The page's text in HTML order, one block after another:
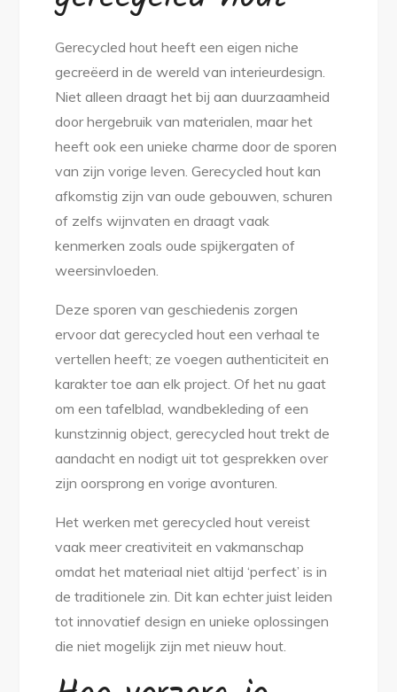
Gerecycled hout heeft een eigen niche
gecreëerd in de wereld van interieurdesign.
Niet alleen draagt het bij aan duurzaamheid
door hergebruik van materialen, maar het
heeft ook een unieke charme door de sporen
van zijn vorige leven. Gerecycled hout kan
afkomstig zijn van oude gebouwen, schuren
of zelfs wijnvaten en draagt vaak
kenmerken zoals oude spijkergaten of
weersinvloeden.
Deze sporen van geschiedenis zorgen
ervoor dat gerecycled hout een verhaal te
vertellen heeft; ze voegen authenticiteit en
karakter toe aan elk project. Of het nu gaat
om een tafelblad, wandbekleding of een
kunstzinnig object, gerecycled hout trekt de
aandacht en nodigt uit tot gesprekken over
zijn oorsprong en vorige avonturen.
Het werken met gerecycled hout vereist
vaak meer creativiteit en vakmanschap
omdat het materiaal niet altijd ‘perfect’ is in
de traditionele zin. Dit kan echter juist leiden
tot innovatief design en unieke oplossingen
die niet mogelijk zijn met nieuw hout.